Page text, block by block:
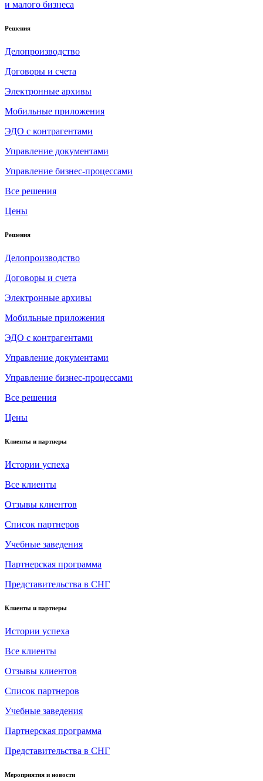
и малого бизнеса
Решения
Делопроизводство
Договоры и счета
Электронные архивы
Мобильные приложения
ЭДО с контрагентами
Управление документами
Управление бизнес-процессами
Все решения
Цены
Решения
Делопроизводство
Договоры и счета
Электронные архивы
Мобильные приложения
ЭДО с контрагентами
Управление документами
Управление бизнес-процессами
Все решения
Цены
Клиенты и партнеры
Истории успеха
Все клиенты
Отзывы клиентов
Список партнеров
Учебные заведения
Партнерская программа
Представительства в СНГ
Клиенты и партнеры
Истории успеха
Все клиенты
Отзывы клиентов
Список партнеров
Учебные заведения
Партнерская программа
Представительства в СНГ
Мероприятия и новости